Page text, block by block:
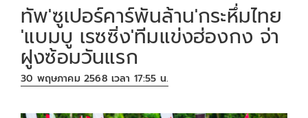
ทัพ'ซูเปอร์คาร์พันล้าน'กระหึ่มไทย
'แบมบู เรซซิ่ง'ทีมแข่งฮ่องกง จ่า
ฝูงซ้อมวันแรก
30 พฤษภาคม 2568 เวลา 17:55 น.